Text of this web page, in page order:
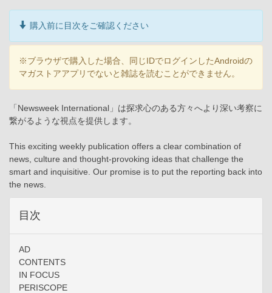
購入前に目次をご確認ください
※ブラウザで購入した場合、同じIDでログインしたAndroidの
マガストアアプリでないと雑誌を読むことができません。
「Newsweek International」は探求心のある方々へより深い考察に
繋がるような視点を提供します。
This exciting weekly publication offers a clear combination of
news, culture and thought-provoking ideas that challenge the
smart and inquisitive. Our promise is to put the reporting back into
the news.
目次
AD
CONTENTS
IN FOCUS
PERISCOPE